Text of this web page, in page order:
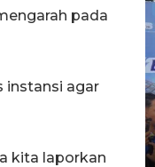
pada
instansi agar
kita laporkan
api di